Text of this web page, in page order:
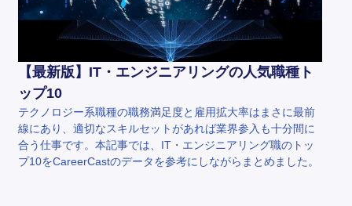
【最新版】IT・エンジニアリングの人気職種ト
ップ10
テクノロジー系職種の職務満足度と雇用拡大率はまさに最前
線にあり、適切なスキルセットがあれば業界参入も十分間に
合う仕事です。本記事では、IT・エンジニアリング職のトッ
プ10をCareerCastのデータを参考にしながらまとめました。